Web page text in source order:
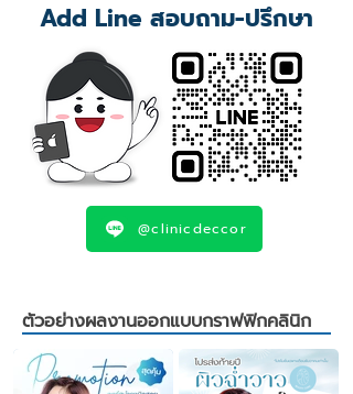
Add Line สอบถาม-ปรึกษา
@clinicdeccor
ตัวอย่างผลงานออกแบบกราฟฟิกคลินิก